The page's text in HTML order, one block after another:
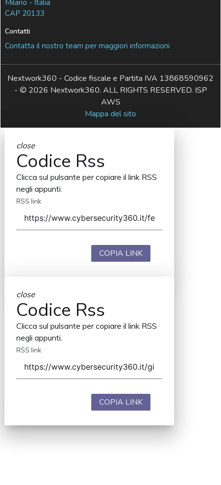
Milano - Italia
CAP 20133
Contatti
Contatta il nostro team per maggiori informazioni
Nextwork360 - Codice fiscale e Partita IVA 13868590962
- © 2026 Nextwork360. ALL RIGHTS RESERVED. ISP
AWS
Mappa del sito
close
Codice Rss
Clicca sul pulsante per copiare il link RSS
negli appunti.
RSS link
COPIA LINK
close
Codice Rss
Clicca sul pulsante per copiare il link RSS
negli appunti.
RSS link
COPIA LINK